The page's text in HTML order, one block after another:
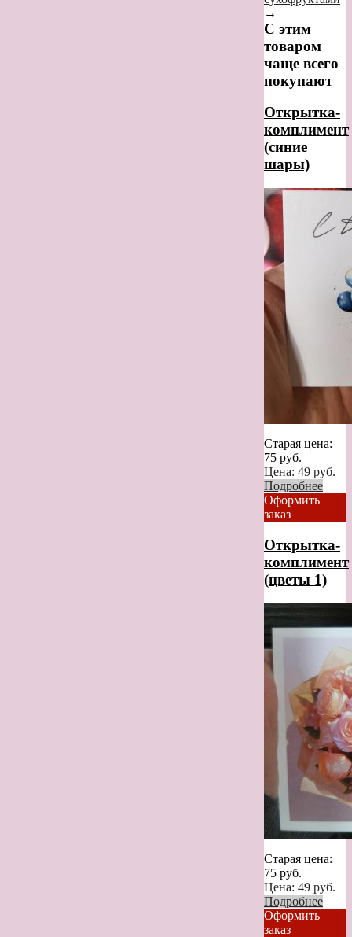
→
С этим
товаром
чаще всего
покупают
Открытка-
комплимент
(синие
шары)
Старая цена:
75 руб.
Цена: 49 руб.
Подробнее
Оформить
заказ
Открытка-
комплимент
(цветы 1)
Старая цена:
75 руб.
Цена: 49 руб.
Подробнее
Оформить
заказ